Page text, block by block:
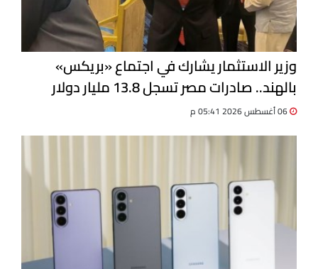
وزير الاستثمار يشارك في اجتماع «بريكس»
بالهند.. صادرات مصر تسجل 13.8 مليار دولار